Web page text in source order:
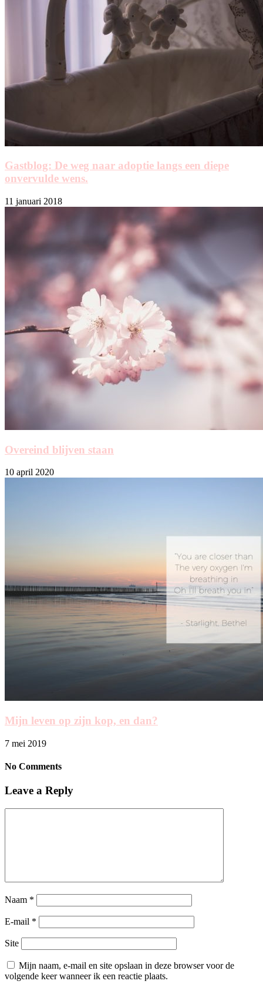
Gastblog: De weg naar adoptie langs een diepe
onvervulde wens.
11 januari 2018
Overeind blijven staan
10 april 2020
Mijn leven op zijn kop, en dan?
7 mei 2019
No Comments
Leave a Reply
Naam *
E-mail *
Site
Mijn naam, e-mail en site opslaan in deze browser voor de
volgende keer wanneer ik een reactie plaats.